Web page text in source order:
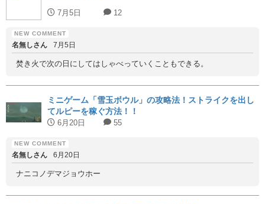
7月5日 12
名無しさん 7月5日
焚き火で次の日にしてはしゃべっていくこともできる。
ミニゲーム「雪玉ボウル」の攻略法！ストライクを出し
てルピーを稼ぐ方法！！
6月20日 55
名無しさん 6月20日
ナニコノデマジョウホー